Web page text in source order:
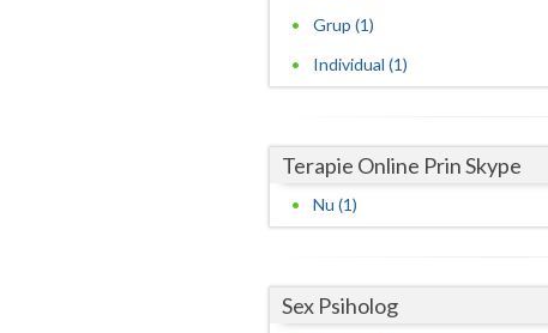
Iasi
Grup (1)
Individual (1)
Terapie Online Prin Skype
Nu (1)
Sex Psiholog